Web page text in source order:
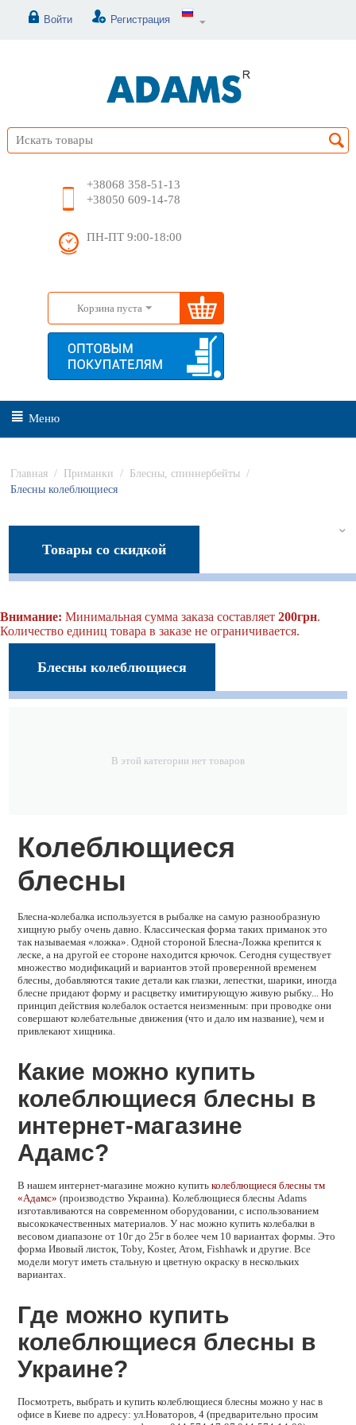
Войти Регистрация
+38068 358-51-13
+38050 609-14-78
ПН-ПТ 9:00-18:00
Корзина пуста
Меню
Главная / Приманки / Блесны, спиннербейты /
Блесны колеблющиеся
Товары со скидкой
Внимание: Минимальная сумма заказа составляет 200грн.
Количество единиц товара в заказе не ограничивается.
Блесны колеблющиеся
В этой категории нет товаров
Колеблющиеся
блесны
Блесна-колебалка используется в рыбалке на самую разнообразную
хищную рыбу очень давно. Классическая форма таких приманок это
так называемая «ложка». Одной стороной Блесна-Ложка крепится к
леске, а на другой ее стороне находится крючок. Сегодня существует
множество модификаций и вариантов этой проверенной временем
блесны, добавляются такие детали как глазки, лепестки, шарики, иногда
блесне придают форму и расцветку имитирующую живую рыбку... Но
принцип действия колебалок остается неизменным: при проводке они
совершают колебательные движения (что и дало им название), чем и
привлекают хищника.
Какие можно купить
колеблющиеся блесны в
интернет-магазине
Адамс?
В нашем интернет-магазине можно купить колеблющиеся блесны тм
«Адамс» (производство Украина). Колеблющиеся блесны Adams
изготавливаются на современном оборудовании, с использованием
высококачественных материалов. У нас можно купить колебалки в
весовом диапазоне от 10г до 25г в более чем 10 вариантах формы. Это
форма Ивовый листок, Toby, Koster, Атом, Fishhawk и другие. Все
модели могут иметь стальную и цветную окраску в нескольких
вариантах.
Где можно купить
колеблющиеся блесны в
Украине?
Посмотреть, выбрать и купить колеблющиеся блесны можно у нас в
офисе в Киеве по адресу: ул.Новаторов, 4 (предварительно просим